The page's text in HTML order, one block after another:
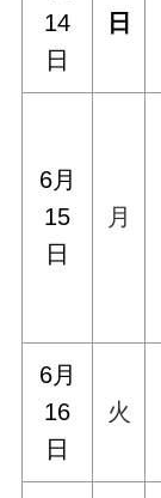
14
日
日
6月
15
日
月
6月
16
日
火